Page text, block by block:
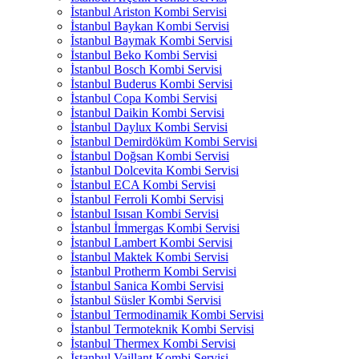
İstanbul Ariston Kombi Servisi
İstanbul Baykan Kombi Servisi
İstanbul Baymak Kombi Servisi
İstanbul Beko Kombi Servisi
İstanbul Bosch Kombi Servisi
İstanbul Buderus Kombi Servisi
İstanbul Copa Kombi Servisi
İstanbul Daikin Kombi Servisi
İstanbul Daylux Kombi Servisi
İstanbul Demirdöküm Kombi Servisi
İstanbul Doğsan Kombi Servisi
İstanbul Dolcevita Kombi Servisi
İstanbul ECA Kombi Servisi
İstanbul Ferroli Kombi Servisi
İstanbul Isısan Kombi Servisi
İstanbul İmmergas Kombi Servisi
İstanbul Lambert Kombi Servisi
İstanbul Maktek Kombi Servisi
İstanbul Protherm Kombi Servisi
İstanbul Sanica Kombi Servisi
İstanbul Süsler Kombi Servisi
İstanbul Termodinamik Kombi Servisi
İstanbul Termoteknik Kombi Servisi
İstanbul Thermex Kombi Servisi